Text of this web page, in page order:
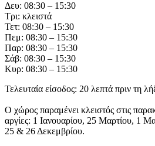
Δευ: 08:30 – 15:30
Τρι: κλειστά
Τετ: 08:30 – 15:30
Πεμ: 08:30 – 15:30
Παρ: 08:30 – 15:30
Σάβ: 08:30 – 15:30
Κυρ: 08:30 – 15:30
Τελευταία είσοδος: 20 λεπτά πριν τη
Ο χώρος παραμένει κλειστός στις
αργίες: 1 Ιανουαρίου, 25 Μαρτίου, 1
25 & 26 Δεκεμβρίου.